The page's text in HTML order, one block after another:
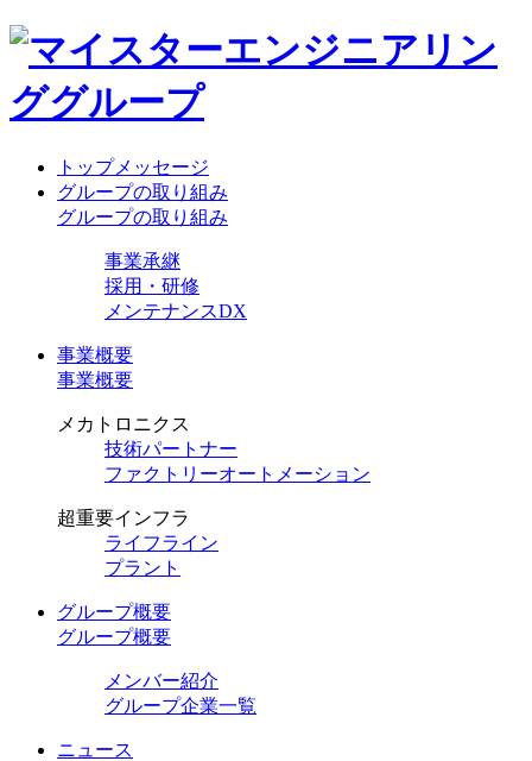
トップメッセージ
グループの取り組み
グループの取り組み
事業承継
採用・研修
メンテナンスDX
事業概要
事業概要
メカトロニクス
技術パートナー
ファクトリーオートメーション
超重要インフラ
ライフライン
プラント
グループ概要
グループ概要
メンバー紹介
グループ企業一覧
ニュース